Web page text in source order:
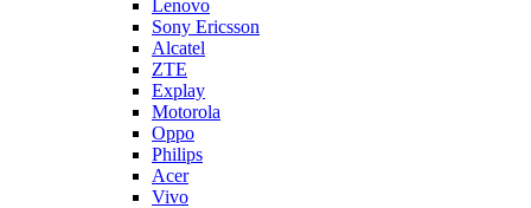
Oppo
Philips
Acer
Vivo
OnePlus
Micromax
Infinix
Blackberry
Oukitel